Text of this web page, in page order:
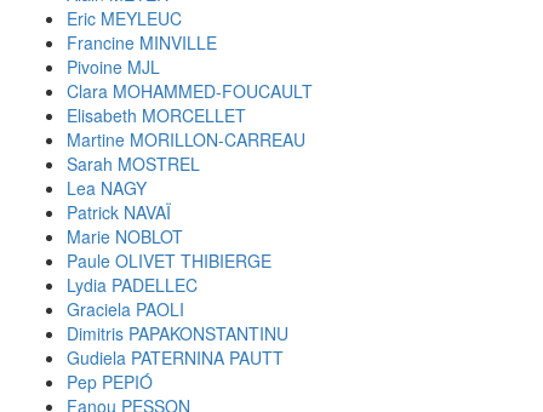
Eric MEYLEUC
Francine MINVILLE
Pivoine MJL
Clara MOHAMMED-FOUCAULT
Elisabeth MORCELLET
Martine MORILLON-CARREAU
Sarah MOSTREL
Lea NAGY
Patrick NAVAÏ
Marie NOBLOT
Paule OLIVET THIBIERGE
Lydia PADELLEC
Graciela PAOLI
Dimitris PAPAKONSTANTINU
Gudiela PATERNINA PAUTT
Pep PEPIÓ
Fanou PESSON